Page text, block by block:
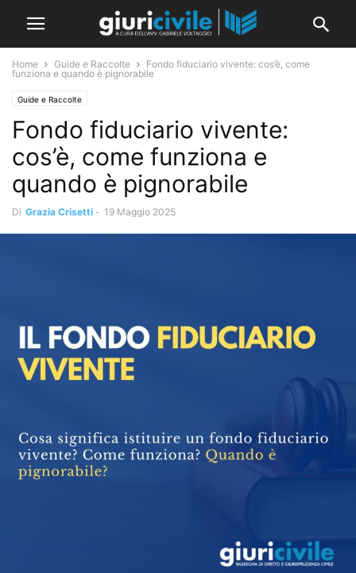
Home Guide e Raccolte
Fondo fiduciario vivente: cos’è, come
funziona e quando è pignorabile
Guide e Raccolte
Fondo fiduciario vivente:
cos’è, come funziona e
quando è pignorabile
Di Grazia Crisetti - 19 Maggio 2025